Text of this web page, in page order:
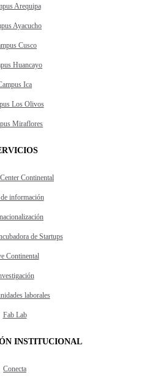
Arequipa
Ayacucho
Cusco
Huancayo
Ica
Los Olivos
Miraflores
Continental
información
de Startups
Continental
laborales
Fab Lab
INSTITUCIONAL
Conecta